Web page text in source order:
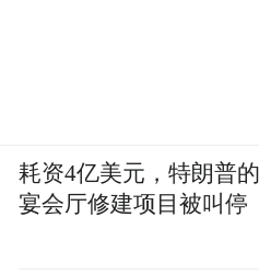
耗资4亿美元，特朗普
宴会厅修建项目被叫停